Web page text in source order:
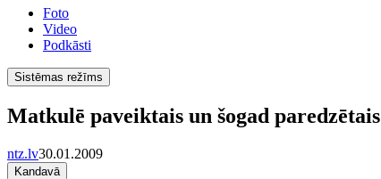
Foto
Video
Podkāsti
Sistēmas režīms
Matkulē paveiktais un šogad paredzētais
ntz.lv30.01.2009
Kandavā